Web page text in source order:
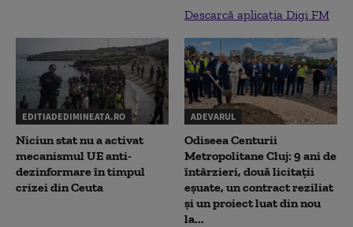
Descarcă aplicația Digi FM
EDITIADEDIMINEATA.RO
Niciun stat nu a activat
mecanismul UE anti-
dezinformare în timpul
crizei din Ceuta
ADEVARUL
Odiseea Centurii
Metropolitane Cluj: 9 ani de
întârzieri, două licitații
eșuate, un contract reziliat
și un proiect luat din nou
la...